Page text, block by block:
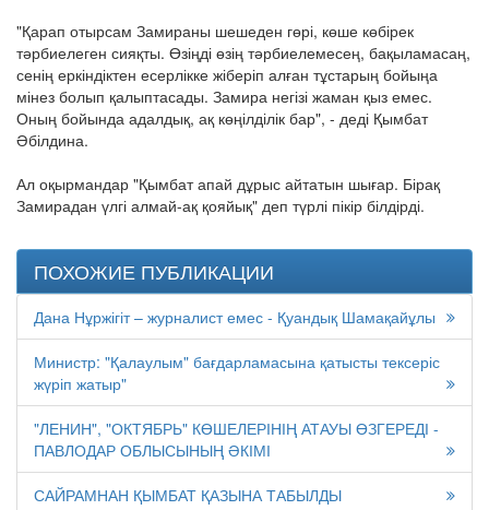
"Қарап отырсам Замираны шешеден гөрі, көше көбірек
тәрбиелеген сияқты. Өзіңді өзің тәрбиелемесең, бақыламасаң,
сенің еркіндіктен есерлікке жіберіп алған тұстарың бойыңа
мінез болып қалыптасады. Замира негізі жаман қыз емес.
Оның бойында адалдық, ақ көңілділік бар", - деді Қымбат
Әбілдина.
Ал оқырмандар "Қымбат апай дұрыс айтатын шығар. Бірақ
Замирадан үлгі алмай-ақ қояйық" деп түрлі пікір білдірді.
ПОХОЖИЕ ПУБЛИКАЦИИ
Дана Нұржігіт – журналист емес - Қуандық Шамақайұлы
Министр: "Қалаулым" бағдарламасына қатысты тексеріс
жүріп жатыр"
"ЛЕНИН", "ОКТЯБРЬ" КӨШЕЛЕРІНІҢ АТАУЫ ӨЗГЕРЕДІ -
ПАВЛОДАР ОБЛЫСЫНЫҢ ӘКІМІ
САЙРАМНАН ҚЫМБАТ ҚАЗЫНА ТАБЫЛДЫ